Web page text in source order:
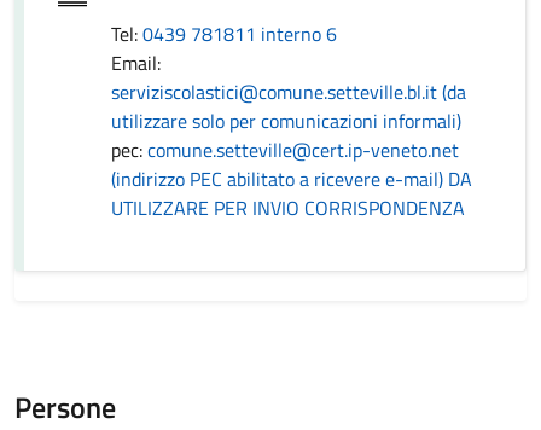
Tel:0439 781811 interno 6
Email:
serviziscolastici@comune.setteville.bl.it (da
utilizzare solo per comunicazioni informali)
pec:comune.setteville@cert.ip-veneto.net
(indirizzo PEC abilitato a ricevere e-mail) DA
UTILIZZARE PER INVIO CORRISPONDENZA
Persone